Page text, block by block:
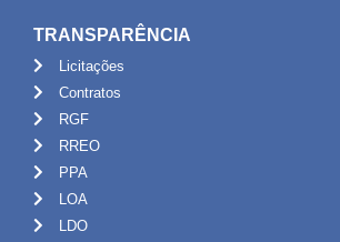
TRANSPARÊNCIA
Licitações
Contratos
RGF
RREO
PPA
LOA
LDO